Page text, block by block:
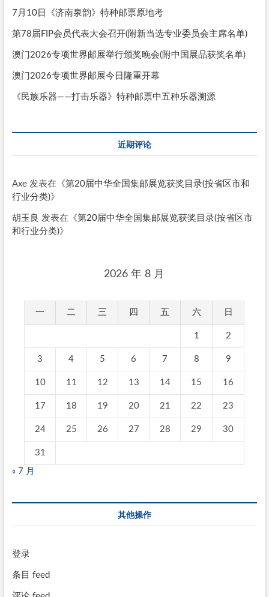
7月10日《济南泉韵》特种邮票原地考
第78届FIP会员代表大会召开(附新当选专业委员会主席名单)
澳门2026专项世界邮展举行颁奖晚会(附中国展品获奖名单)
澳门2026专项世界邮展今日隆重开幕
《民族乐器——打击乐器》特种邮票中五种乐器溯源
近期评论
Axe发表在《第20届中华全国集邮展览获奖目录(按省区市和
行业分类)》
胡玉良 发表在《第20届中华全国集邮展览获奖目录(按省区市
和行业分类)》
2026 年 8 月
一 二 三 四 五 六 日
1 2
3 4 5 6 7 8 9
10 11 12 13 14 15 16
17 18 19 20 21 22 23
24 25 26 27 28 29 30
31
« 7 月
其他操作
登录
条目 feed